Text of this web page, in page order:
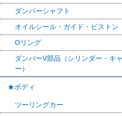
ダンパーシャフト
オイルシール・ガイド・ピストン
Oリング
ダンパーV部品（シリンダー・キ
ー）
★ボディ
ツーリングカー